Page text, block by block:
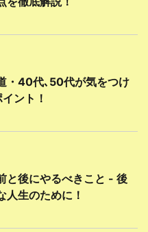
・40代､50代が気をつけ
ント！
と後にやるべきこと - 後
人生のために！